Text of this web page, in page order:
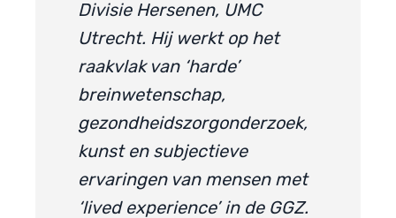
Divisie Hersenen, UMC
Utrecht. Hij werkt op het
raakvlak van ‘harde’
breinwetenschap,
gezondheidszorgonderzoek,
kunst en subjectieve
ervaringen van mensen met
‘lived experience’ in de GGZ.